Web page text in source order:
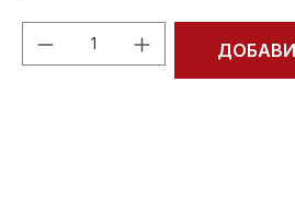
Количество